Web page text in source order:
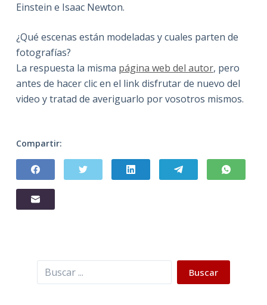
Einstein e Isaac Newton.
¿Qué escenas están modeladas y cuales parten de
fotografías?
La respuesta la misma página web del autor, pero
antes de hacer clic en el link disfrutar de nuevo del
video y tratad de averiguarlo por vosotros mismos.
Compartir:
Buscar Buscar